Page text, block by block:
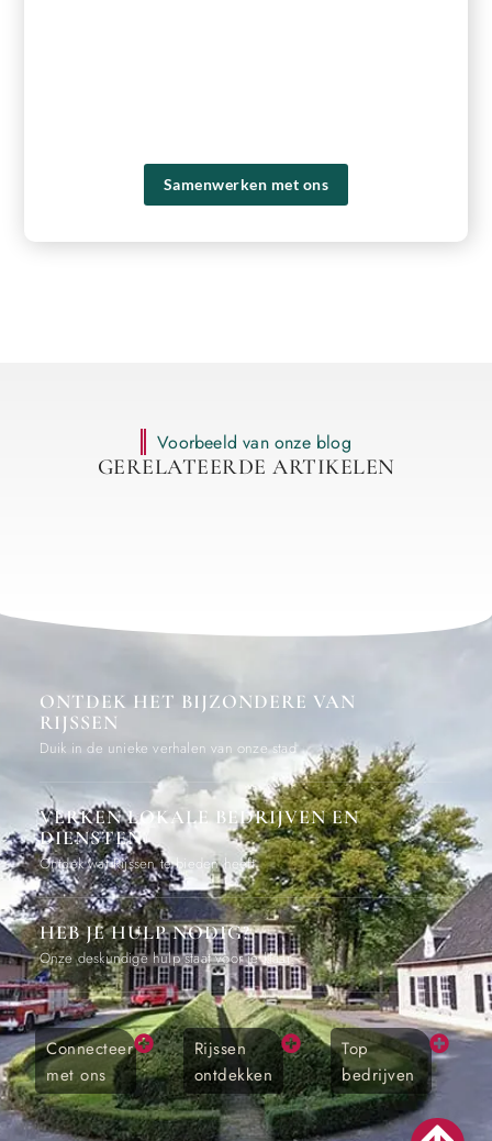
Samenwerken met ons
Voorbeeld van onze blog
GERELATEERDE ARTIKELEN
ONTDEK HET BIJZONDERE VAN
RIJSSEN
Duik in de unieke verhalen van onze stad
VERKEN LOKALE BEDRIJVEN EN
DIENSTEN
Ontdek wat Rijssen te bieden heeft
HEB JE HULP NODIG?
Onze deskundige hulp staat voor je klaar
Connecteer
met ons
Rijssen
ontdekken
Top
bedrijven